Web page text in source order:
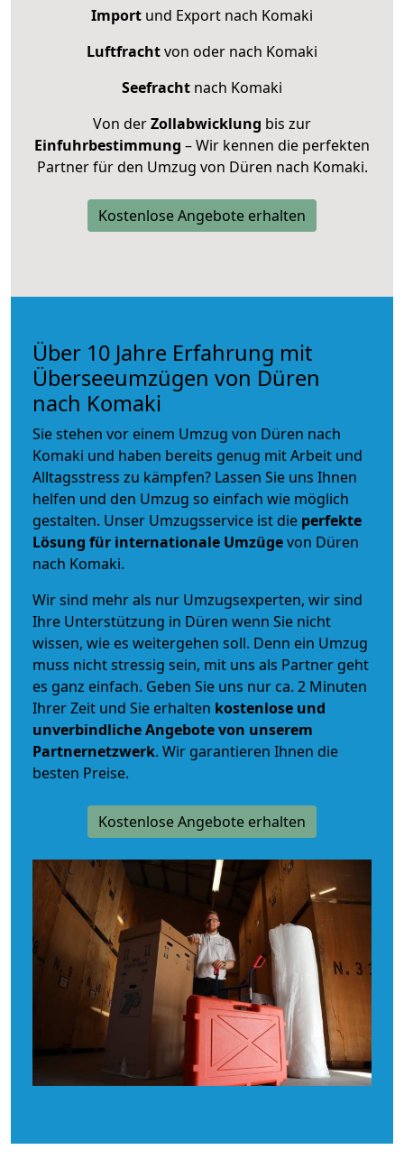
Import und Export nach Komaki
Luftfrachtvon oder nach Komaki
Seefracht nach Komaki
Von derZollabwicklung bis zur
Einfuhrbestimmung – Wir kennen die perfekten
Partner für den Umzug von Düren nach Komaki.
Kostenlose Angebote erhalten
Über 10 Jahre Erfahrung mit
Überseeumzügen von Düren
nach Komaki
Sie stehen vor einem Umzug von Düren nach
Komaki und haben bereits genug mit Arbeit und
Alltagsstress zu kämpfen? Lassen Sie uns Ihnen
helfen und den Umzug so einfach wie möglich
gestalten. Unser Umzugsservice ist die perfekte
Lösung für internationale Umzügevon Düren
nach Komaki.
Wir sind mehr als nur Umzugsexperten, wir sind
Ihre Unterstützung in Düren wenn Sie nicht
wissen, wie es weitergehen soll. Denn ein Umzug
muss nicht stressig sein, mit uns als Partner geht
es ganz einfach. Geben Sie uns nur ca. 2 Minuten
Ihrer Zeit und Sie erhalten kostenlose und
unverbindlicheAngebote von unserem
Partnernetzwerk. Wir garantieren Ihnen die
besten Preise.
Kostenlose Angebote erhalten